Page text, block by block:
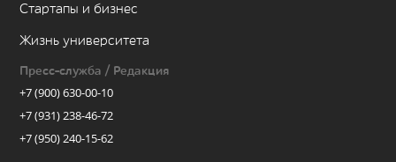
Стартапы и бизнес
Жизнь университета
Пресс-служба / Редакция
+7 (900) 630-00-10
+7 (931) 238-46-72
+7 (950) 240-15-62